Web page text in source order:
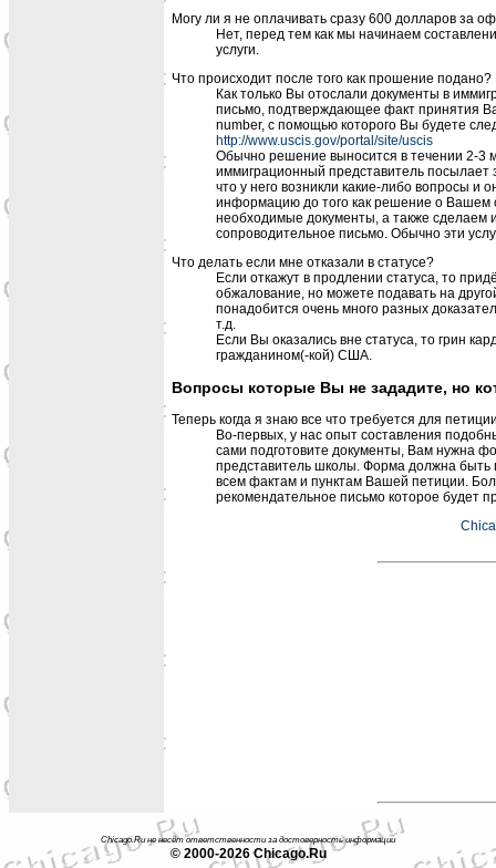
Могу ли я не оплачивать сразу 600 долларов за
Нет, перед тем как мы начинаем
услуги.
Что происходит после того как прошение
Как только Вы отослали документы в
письмо, подтверждающее факт принятия
number, с помощью которого Вы будете
http://www.uscis.gov/portal/site/uscis
Обычно решение выносится в течении 2-3
иммиграционный представитель
что у него возникли какие-либо вопросы и
информацию до того как решениe о Вашем
необходимые документы, а также
сопроводительное письмо. Обычно эти
Что делать если мне отказали в статусе?
Если откажут в продлении статуса, то
обжалование, но можете подавать на
понадобится очень много разных
т.д.
Если Вы оказались вне статуса, то грин
гражданином(-кой) США.
Вопросы которые Вы не зададите, но
Теперь когда я знаю все что требуется для
Во-первых, у нас опыт составления
сами подготовите документы, Вам нужна
представитель школы. Форма должна быть
всем фактам и пунктам Вашей петиции.
рекомендательное письмо которое будет
Chicago.Ru не несёт ответственности за достоверность информации
© 2000-2026 Chicago.Ru